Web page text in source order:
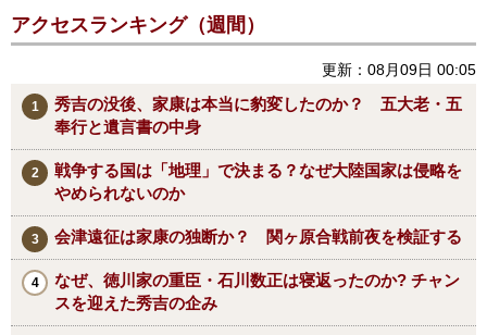
アクセスランキング（週間）
更新：08月09日 00:05
秀吉の没後、家康は本当に豹変したのか？ 五大老・五
奉行と遺言書の中身
戦争する国は「地理」で決まる？なぜ大陸国家は侵略を
やめられないのか
会津遠征は家康の独断か？ 関ヶ原合戦前夜を検証する
なぜ、徳川家の重臣・石川数正は寝返ったのか? チャン
スを迎えた秀吉の企み